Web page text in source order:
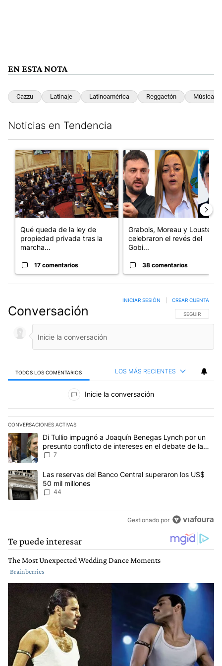
EN ESTA NOTA
Cazzu Latinaje Latinoamérica Reggaetón Música
Noticias en Tendencia
Un artículo de tendencia con el título "Qué queda de la ley de
Qué queda de la ley de
propiedad privada tras la
marcha...
17 comentarios
Un artículo de tendencia con
Grabois, Moreau y Lousteau
celebraron el revés del
Gobi...
38 comentarios
Conversación SIGA ESTA
SEGUIR
INICIAR SESIÓN CREAR CUENTA
TODOS LOS COMENTARIOS LOS MÁS RECIENTES
Todos los comentarios
Inicie la conversación
CONVERSACIONES ACTIVAS
Este listado muestra los artículos con más comentarios en los
Un artículo de tendencia con el título "Di Tullio impugnó a
Di Tullio impugnó a Joaquín Benegas Lynch por un
presunto conflicto de intereses en el debate de la
Ley de Tierras
7
Un artículo de tendencia con el título "Las reservas del Banco
Las reservas del Banco Central superaron los US$
50 mil millones
44
Gestionado por